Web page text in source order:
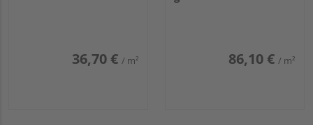
36,70 € / m² 86,10 € / m²